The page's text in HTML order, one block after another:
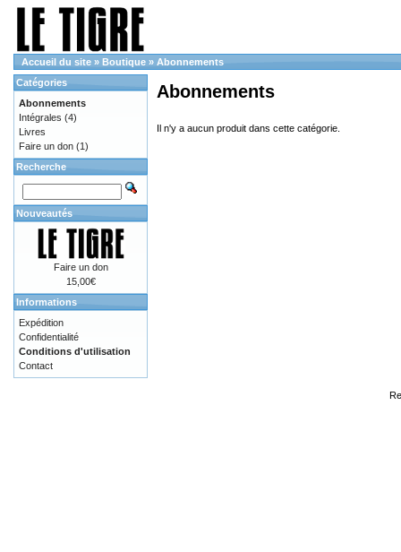
Accueil du site » Boutique » Abonnements
Abonnements
Il n'y a aucun produit dans cette catégorie.
Catégories
Abonnements
Intégrales (4)
Livres
Faire un don (1)
Recherche
Nouveautés
Faire un don
15,00€
Informations
Expédition
Confidentialité
Conditions d'utilisation
Contact